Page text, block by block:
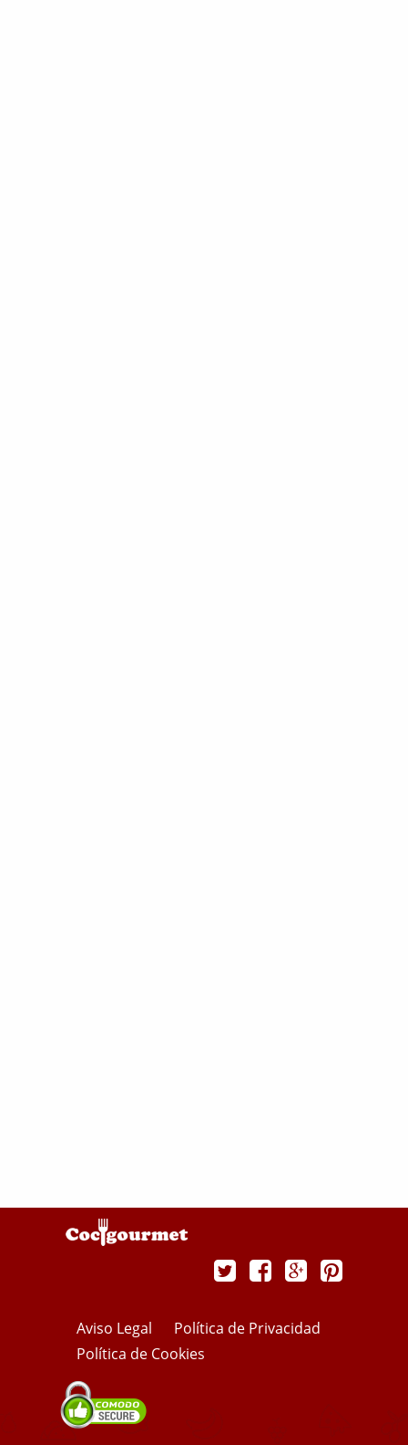
Aviso Legal
Política de Privacidad
Política de Cookies